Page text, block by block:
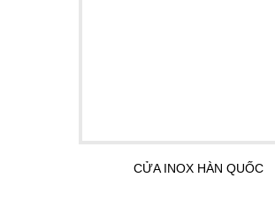
CỬA INOX HÀN QUỐC